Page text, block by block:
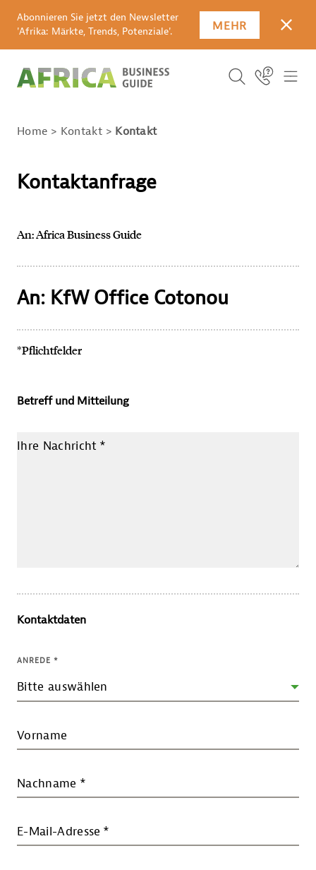
Abonnieren Sie jetzt den Newsletter
'Afrika: Märkte, Trends, Potenziale'.
MEHR
ICON
Suchbegriff
SUCHEN
Icon Link
Home Kontakt Kontakt
Kontaktanfrage
An: Africa Business Guide
An: KfW Office Cotonou
*Pflichtfelder
Betreff und Mitteilung
Ihre Nachricht *
Kontaktdaten
ANREDE *
Vorname
Nachname *
E-Mail-Adresse *